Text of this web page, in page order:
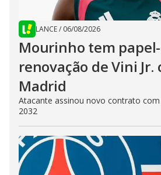
LANCE/ 06/08/2026
Mourinho tem
renovação de Vini Jr.
Madrid
Atacante assinou novo contrato
2032